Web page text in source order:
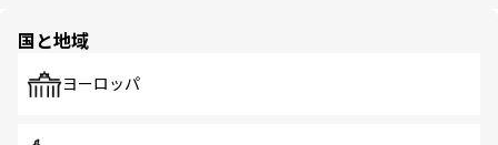
で、ホーカーズは地元の風情を楽しめる外せないスポット
国と地域
ヨーロッパ